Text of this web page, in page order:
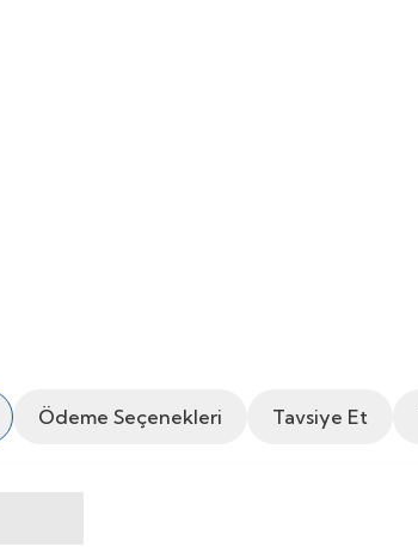
Ödeme Seçenekleri Tavsiye Et